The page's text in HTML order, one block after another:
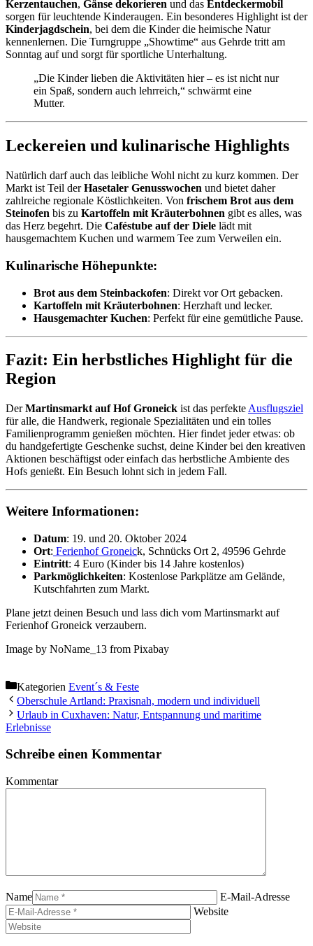
Kerzentauchen, Gänse dekorieren und das Entdeckermobil
sorgen für leuchtende Kinderaugen. Ein besonderes Highlight ist der
Kinderjagdschein, bei dem die Kinder die heimische Natur
kennenlernen. Die Turngruppe „Showtime“ aus Gehrde tritt am
Sonntag auf und sorgt für sportliche Unterhaltung.
„Die Kinder lieben die Aktivitäten hier – es ist nicht nur
ein Spaß, sondern auch lehrreich,“ schwärmt eine
Mutter.
Leckereien und kulinarische Highlights
Natürlich darf auch das leibliche Wohl nicht zu kurz kommen. Der
Markt ist Teil derHasetaler Genusswochen und bietet daher
zahlreiche regionale Köstlichkeiten. Von frischem Brot aus dem
Steinofen bis zu Kartoffeln mit Kräuterbohnen gibt es alles, was
das Herz begehrt. Die Caféstube auf der Diele lädt mit
hausgemachtem Kuchen und warmem Tee zum Verweilen ein.
Kulinarische Höhepunkte:
Brot aus dem Steinbackofen: Direkt vor Ort gebacken.
Kartoffeln mit Kräuterbohnen: Herzhaft und lecker.
Hausgemachter Kuchen: Perfekt für eine gemütliche Pause.
Fazit: Ein herbstliches Highlight für die
Region
DerMartinsmarkt auf Hof Groneick ist das perfekte Ausflugsziel
für alle, die Handwerk, regionale Spezialitäten und ein tolles
Familienprogramm genießen möchten. Hier findet jeder etwas: ob
du handgefertigte Geschenke suchst, deine Kinder bei den kreativen
Aktionen beschäftigst oder einfach das herbstliche Ambiente des
Hofs genießt. Ein Besuch lohnt sich in jedem Fall.
Weitere Informationen:
Datum: 19. und 20. Oktober 2024
Ort: Ferienhof Groneick, Schnücks Ort 2, 49596 Gehrde
Eintritt: 4 Euro (Kinder bis 14 Jahre kostenlos)
Parkmöglichkeiten: Kostenlose Parkplätze am Gelände,
Kutschfahrten zum Markt.
Plane jetzt deinen Besuch und lass dich vom Martinsmarkt auf
Ferienhof Groneick verzaubern.
Image by NoName_13 from Pixabay
Kategorien Event´s & Feste
Oberschule Artland: Praxisnah, modern und individuell
Urlaub in Cuxhaven: Natur, Entspannung und maritime
Erlebnisse
Schreibe einen Kommentar
Kommentar
Name
E-Mail-Adresse
Website